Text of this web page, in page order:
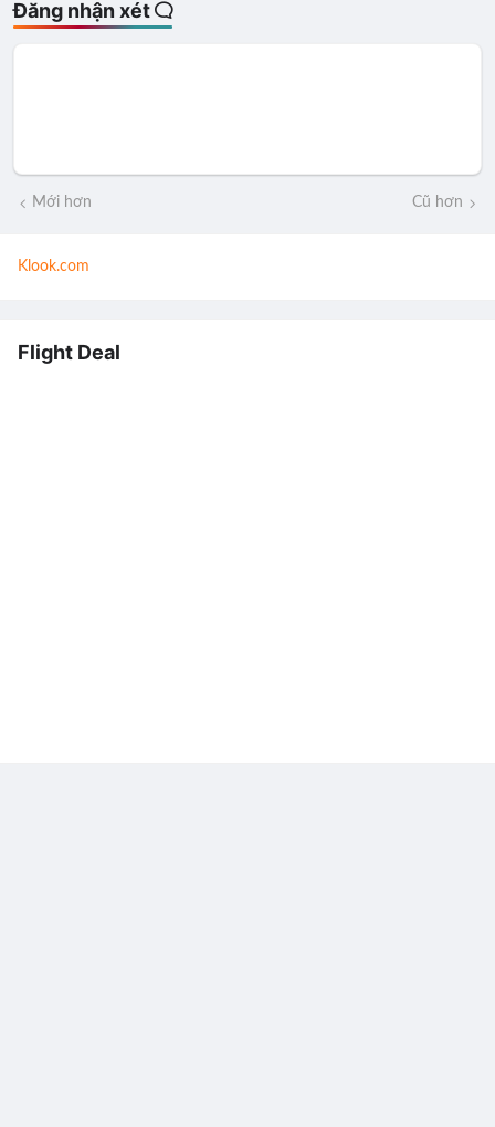
Đăng nhận xét
Mới hơn Cũ hơn
Klook.com
Flight Deal